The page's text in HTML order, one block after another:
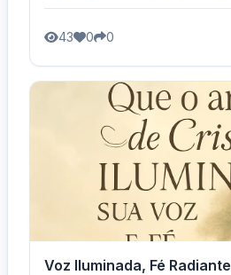
43 0 0
Voz Iluminada, Fé Radiante